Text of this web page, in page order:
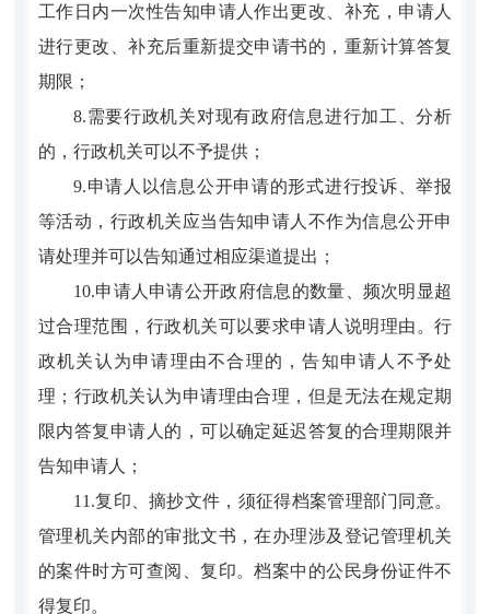
工作日内一次性告知申请人作出更改、补充，申请人
进行更改、补充后重新提交申请书的，重新计算答复
期限；
8.需要行政机关对现有政府信息进行加工、分析
的，行政机关可以不予提供；
9.申请人以信息公开申请的形式进行投诉、举报
等活动，行政机关应当告知申请人不作为信息公开申
请处理并可以告知通过相应渠道提出；
10.申请人申请公开政府信息的数量、频次明显超
过合理范围，行政机关可以要求申请人说明理由。行
政机关认为申请理由不合理的，告知申请人不予处
理；行政机关认为申请理由合理，但是无法在规定期
限内答复申请人的，可以确定延迟答复的合理期限并
告知申请人；
11.复印、摘抄文件，须征得档案管理部门同意。
管理机关内部的审批文书，在办理涉及登记管理机关
的案件时方可查阅、复印。档案中的公民身份证件不
得复印。